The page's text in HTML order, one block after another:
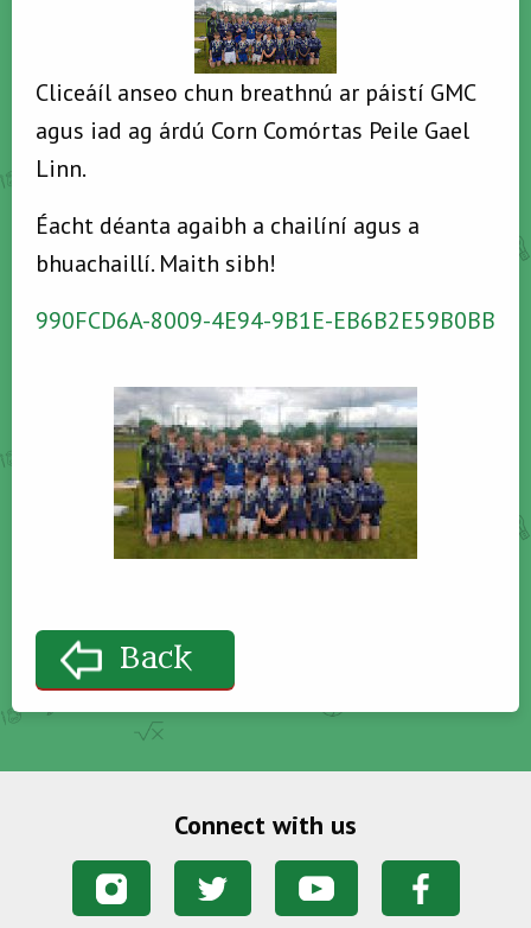
Cliceáíl anseo chun breathnú ar páistí GMC
agus iad ag árdú Corn Comórtas Peile Gael
Linn.
Éacht déanta agaibh a chailíní agus a
bhuachaillí. Maith sibh!
990FCD6A-8009-4E94-9B1E-EB6B2E59B0BB
Back
Connect with us